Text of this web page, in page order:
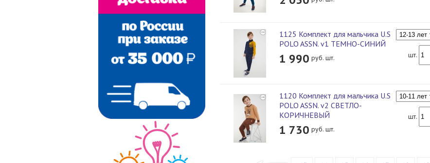
КРЕМОВЫЙ
ОРАНЖЕВЫЙ
ПЕРСИКОВЫЙ
САЛАТОВЫЙ
СВЕТЛО-СЕРЫЙ
СЕРЫЙ МЕЛАНЖ
ТЕМНО-СИНИЙ
1125 Комплект для мальчика U.S
POLO ASSN. v1 ТЕМНО-СИНИЙ
1 990 руб. шт. шт.
1120 Комплект для мальчика U.S
POLO ASSN. v2 СВЕТЛО-
КОРИЧНЕВЫЙ
1 730 руб. шт.
шт.